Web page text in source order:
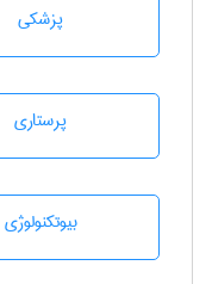
پزشكی
پرستاری
بيوتكنولوژی